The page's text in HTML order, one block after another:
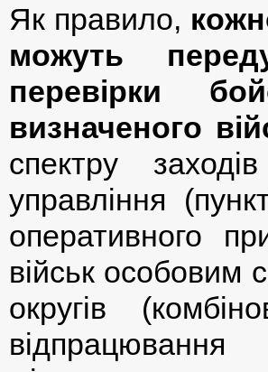
Як правило,
можуть
перевірки
визначеного
спектру
управління
оперативного
військ особовим
округів